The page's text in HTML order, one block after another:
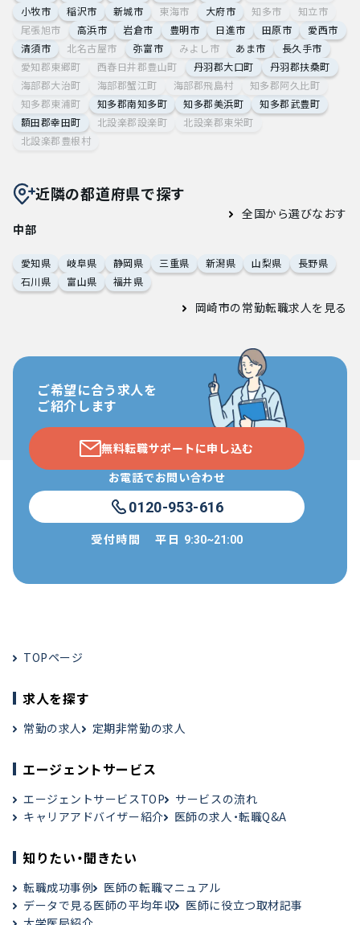
小牧市
稲沢市 新城市 東海市 大府市 知多市
知立市
尾張旭市
高浜市 岩倉市 豊明市 日進市 田原市
愛西市
清須市
北名古屋市 弥富市 みよし市 あま市
長久手市
愛知郡東郷町
西春日井郡豊山町 丹羽郡大口町
丹羽郡扶桑町
海部郡大治町
海部郡蟹江町 海部郡飛島村
知多郡阿久比町
知多郡東浦町
知多郡南知多町 知多郡美浜町
知多郡武豊町
額田郡幸田町
北設楽郡設楽町
北設楽郡東栄町
北設楽郡豊根村
近隣の都道府県で探す
全国から選びなおす
中部
愛知県 岐阜県 静岡県 三重県 新潟県 山梨県
長野県
石川県
富山県 福井県
岡崎市の常勤転職求人 を見る
ご希望に合う求人を
ご紹介します
無料転職サポートに申し込む
お電話でお問い合わせ
0120-953-616
受付時間 平日 9:30~21:00
TOPページ
求人を探す
常勤の求人 定期非常勤の求人
エージェントサービス
エージェントサービスTOP
サービスの流れ
キャリアアドバイザー紹介
医師の求人・転職Q&A
知りたい・聞きたい
転職成功事例
医師の転職マニュアル
データで見る医師の平均年収
医師に役立つ取材記事